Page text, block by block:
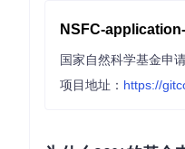
NSFC-
国家自然科学基金申
项目地址： https://